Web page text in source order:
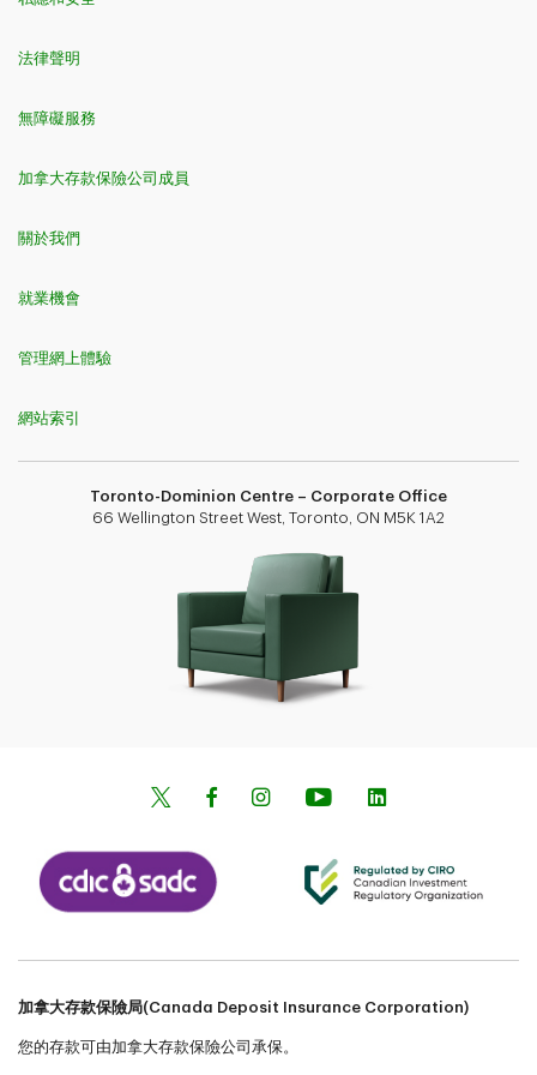
法律聲明
無障礙服務
加拿大存款保險公司成員
關於我們
就業機會
管理網上體驗
網站索引
Toronto-Dominion Centre – Corporate Office
66 Wellington Street West, Toronto, ON M5K 1A2
加拿大存款保險局(Canada Deposit Insurance Corporation)
您的存款可由加拿大存款保險公司承保。